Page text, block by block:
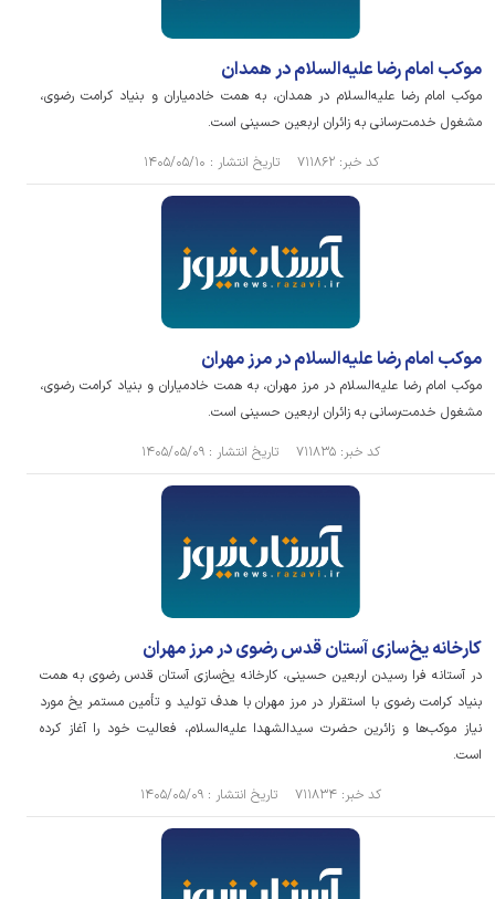
موکب امام رضا علیه‌السلام در همدان
موکب امام رضا علیه‌السلام در همدان، به همت خادمیاران و بنیاد کرامت رضوی،
مشغول خدمت‌رسانی به زائران اربعین حسینی است.
کد خبر: ۷۱۱۸۶۲ تاریخ انتشار : ۱۴۰۵/۰۵/۱۰
موکب امام رضا علیه‌السلام در مرز مهران
موکب امام رضا علیه‌السلام در مرز مهران، به همت خادمیاران و بنیاد کرامت رضوی،
مشغول خدمت‌رسانی به زائران اربعین حسینی است.
کد خبر: ۷۱۱۸۳۵ تاریخ انتشار : ۱۴۰۵/۰۵/۰۹
کارخانه یخ‌سازی آستان قدس رضوی در مرز مهران
در آستانه فرا رسیدن اربعین حسینی، کارخانه یخ‌سازی آستان قدس رضوی به همت
بنیاد کرامت رضوی با استقرار در مرز مهران با هدف تولید و تأمین مستمر یخ مورد
نیاز موکب‌ها و زائرین حضرت سیدالشهدا علیه‌السلام، فعالیت خود را آغاز کرده
است.
کد خبر: ۷۱۱۸۳۴ تاریخ انتشار : ۱۴۰۵/۰۵/۰۹